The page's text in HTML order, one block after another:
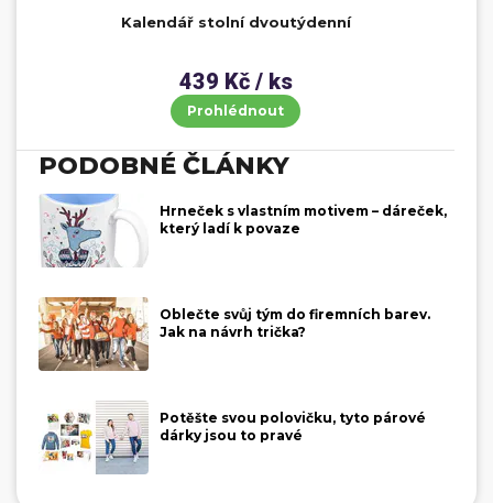
Kalendář stolní dvoutýdenní
439 Kč / ks
Prohlédnout
PODOBNÉ ČLÁNKY
Hrneček s vlastním motivem – dáreček,
který ladí k povaze
Oblečte svůj tým do firemních barev.
Jak na návrh trička?
Potěšte svou polovičku, tyto párové
dárky jsou to pravé